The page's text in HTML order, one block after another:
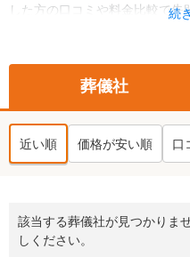
した方の口コミや料金比較で
の情報も掲載しています。24
可能です。
続
葬儀社
近い順 価格が安い順 口
該当する葬儀社が見つかりま
しください。